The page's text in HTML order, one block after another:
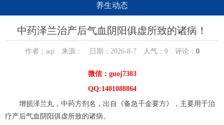
养生动态
中药泽兰治产后气血阴阳俱虚所致的诸病！
作者：aqi 来源： 日期：2026-8-7 人气： 9评论： 0
微信：guoj7383
QQ:1401088864
增损泽兰丸，中药方剂名，出自《备急千金要方》，主要用于治
疗产后气血阴阳俱虚所致的诸病。